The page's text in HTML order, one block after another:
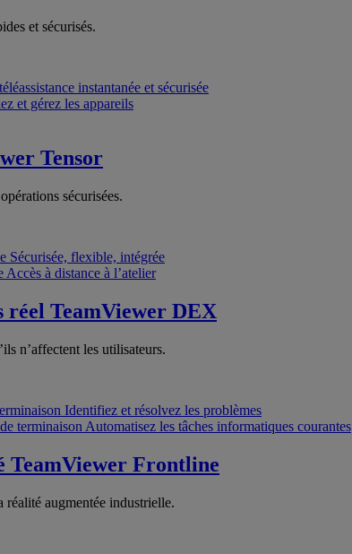
et sécurisés.
instantanée et sécurisée
et gérez les appareils
Tensor
sécurisées.
Sécurisée, flexible, intégrée
Accès à distance à l’atelier
réel TeamViewer DEX
n’affectent les utilisateurs.
Identifiez et résolvez les problèmes
terminaison Automatisez les tâches informatiques courantes
TeamViewer Frontline
augmentée industrielle.